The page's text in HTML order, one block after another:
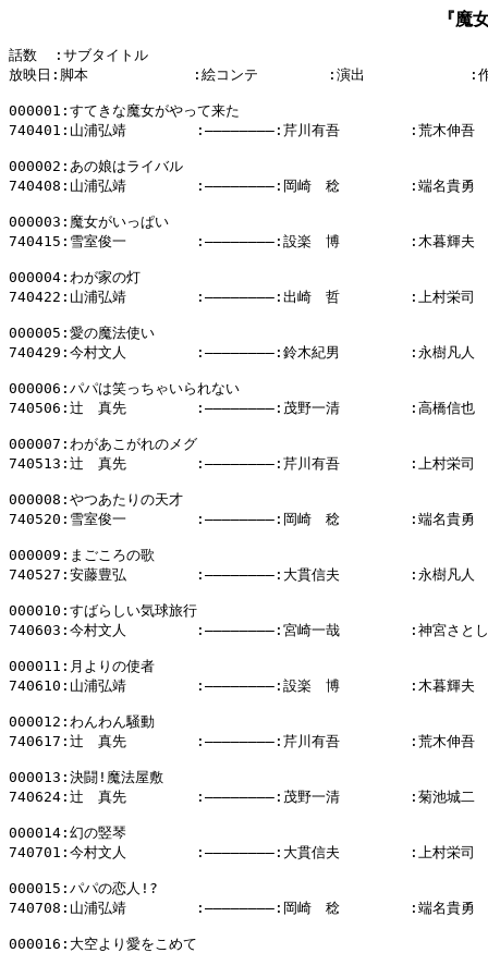
『魔
話数  :サブタイトル
放映日:脚本            :絵コンテ        :演出            :作
000001:すてきな魔女がやって来た
740401:山浦弘靖        :――――――――:芹川有吾        :荒木伸吾
000002:あの娘はライバル
740408:山浦弘靖        :――――――――:岡崎　稔        :端名貴勇
000003:魔女がいっぱい
740415:雪室俊一        :――――――――:設楽　博        :木暮輝夫
000004:わが家の灯
740422:山浦弘靖        :――――――――:出崎　哲        :上村栄司
000005:愛の魔法使い
740429:今村文人        :――――――――:鈴木紀男        :永樹凡人
000006:パパは笑っちゃいられない
740506:辻　真先        :――――――――:茂野一清        :高橋信也
000007:わがあこがれのメグ
740513:辻　真先        :――――――――:芹川有吾        :上村栄司
000008:やつあたりの天才
740520:雪室俊一        :――――――――:岡崎　稔        :端名貴勇
000009:まごころの歌
740527:安藤豊弘        :――――――――:大貫信夫        :永樹凡人
000010:すばらしい気球旅行
740603:今村文人        :――――――――:宮崎一哉        :神宮さとし
000011:月よりの使者
740610:山浦弘靖        :――――――――:設楽　博        :木暮輝夫
000012:わんわん騒動
740617:辻　真先        :――――――――:芹川有吾        :荒木伸吾
000013:決闘!魔法屋敷
740624:辻　真先        :――――――――:茂野一清        :菊池城二
000014:幻の竪琴
740701:今村文人        :――――――――:大貫信夫        :上村栄司
000015:パパの恋人!?
740708:山浦弘靖        :――――――――:岡崎　稔        :端名貴勇
000016:大空より愛をこめて